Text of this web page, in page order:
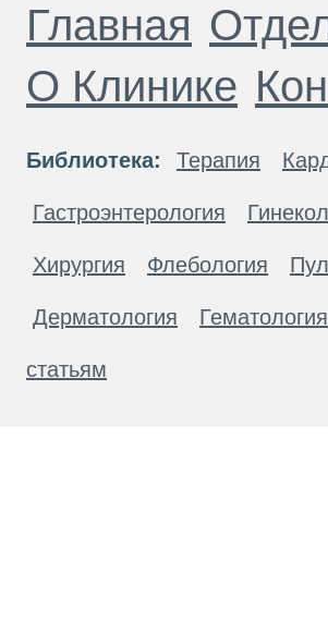
Главная
О Клинике
Библиотека: Терапия
Гастроэнтерология
Хирургия Флебология
Дерматология Гематология
статьям